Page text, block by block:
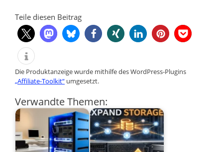
Teile diesen Beitrag
Die Produktanzeige wurde mithilfe des WordPress-Plugins
„Affiliate-Toolkit“ umgesetzt.
Verwandte Themen: